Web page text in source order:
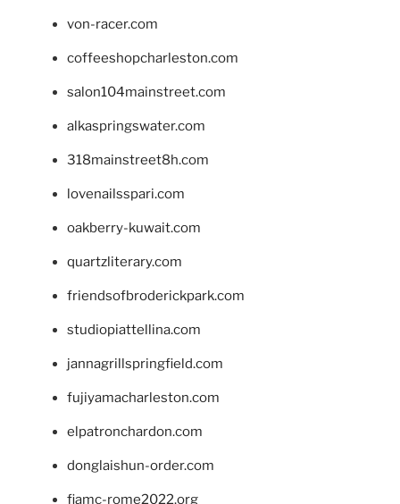
von-racer.com
coffeeshopcharleston.com
salon104mainstreet.com
alkaspringswater.com
318mainstreet8h.com
lovenailsspari.com
oakberry-kuwait.com
quartzliterary.com
friendsofbroderickpark.com
studiopiattellina.com
jannagrillspringfield.com
fujiyamacharleston.com
elpatronchardon.com
donglaishun-order.com
fiamc-rome2022.org